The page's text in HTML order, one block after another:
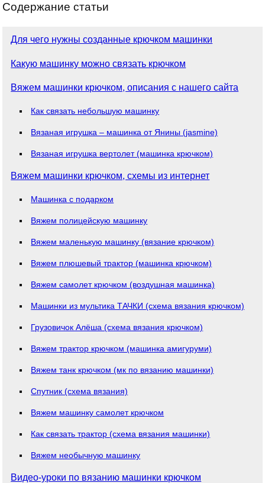
Содержание статьи
Для чего нужны созданные крючком машинки
Какую машинку можно связать крючком
Вяжем машинки крючком, описания с нашего сайта
Как связать небольшую машинку
Вязаная игрушка – машинка от Янины (jasmine)
Вязаная игрушка вертолет (машинка крючком)
Вяжем машинки крючком, схемы из интернет
Машинка с подарком
Вяжем полицейскую машинку
Вяжем маленькую машинку (вязание крючком)
Вяжем плюшевый трактор (машинка крючком)
Вяжем самолет крючком (воздушная машинка)
Машинки из мультика ТАЧКИ (схема вязания крючком)
Грузовичок Алёша (схема вязания крючком)
Вяжем трактор крючком (машинка амигуруми)
Вяжем танк крючком (мк по вязанию машинки)
Спутник (схема вязания)
Вяжем машинку самолет крючком
Как связать трактор (схема вязания машинки)
Вяжем необычную машинку
Видео-уроки по вязанию машинки крючком